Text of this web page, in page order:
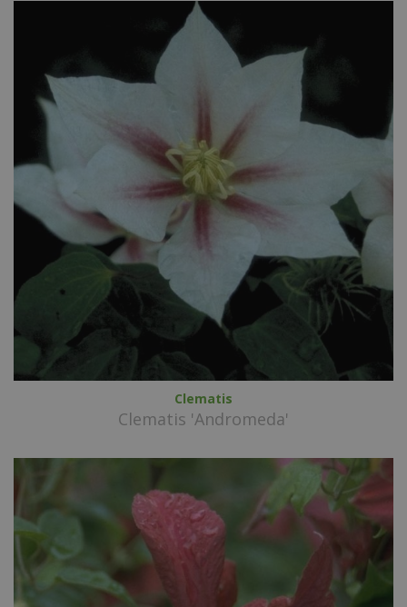
Clematis
Clematis 'Andromeda'